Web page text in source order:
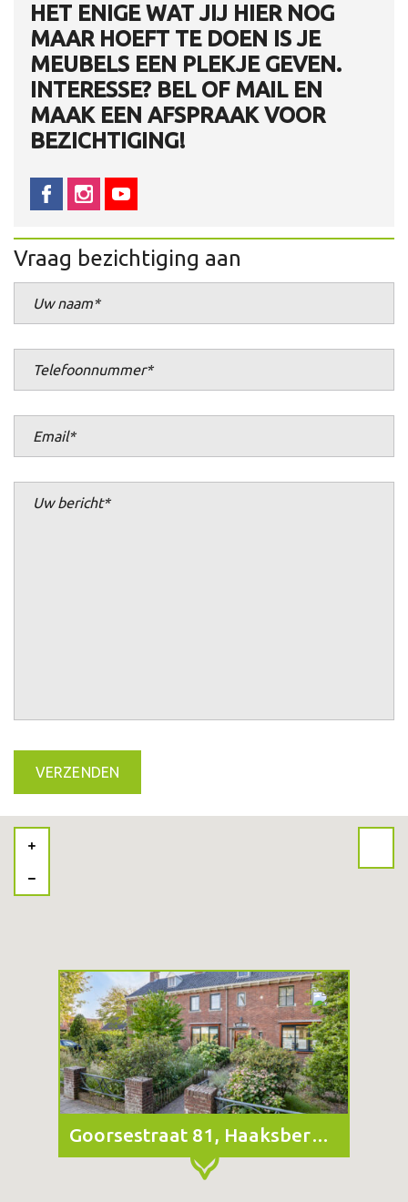
HET ENIGE WAT JIJ HIER NOG
MAAR HOEFT TE DOEN IS JE
MEUBELS EEN PLEKJE GEVEN.
INTERESSE? BEL OF MAIL EN
MAAK EEN AFSPRAAK VOOR
BEZICHTIGING!
Vraag bezichtiging aan
Goorsestraat 81, Haaksbergen